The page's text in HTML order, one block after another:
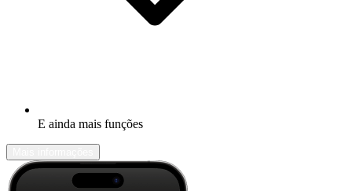
E ainda mais funções